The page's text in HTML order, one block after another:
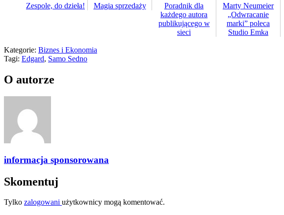
Zespole, do dzieła! Magia sprzedaży
Poradnik dla
każdego autora
publikującego w
sieci
Marty Neumeier
„Odwracanie
marki” poleca
Studio Emka
Kategorie: Biznes i Ekonomia
Tagi: Edgard, Samo Sedno
O autorze
informacja sponsorowana
Skomentuj
Tylko zalogowani użytkownicy mogą komentować.